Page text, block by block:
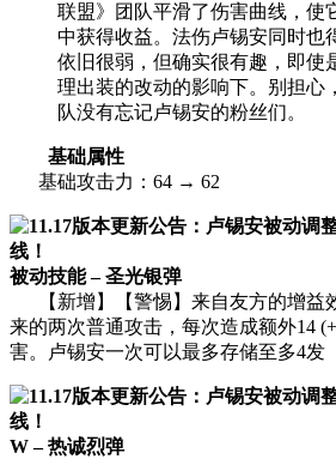
联盟》团队平滑了伤害曲线，使
中获得收益。法伤卢锡安同时也
依旧很弱，但确实很有趣，即使
理出装的改动的影响下。别担心
队没有忘记卢锡安的粉丝们。
基础属性
基础攻击力：64 → 62
被动技能 – 圣光银弹
【新增】【警惕】来自友方的增益
来的两次普通攻击，每次造成额外14
害。卢锡安一次可以最多存储至多4发
W – 热诚烈弹